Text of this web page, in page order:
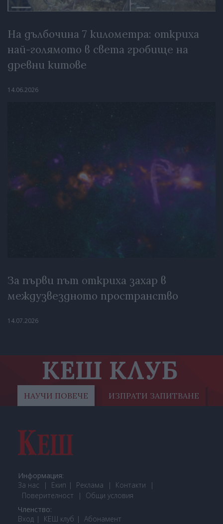
На дълбочина 7 километра: откриха
най-голямото в света гробище на
древни китове
14.06.2026
За първи път откриха захар в
междузвездното пространство
14.07.2026
КЕШ КЛУБ
НАУЧИ ПОВЕЧЕ ИЗПРАТИ ЗАПИТВАНЕ
Информация:
За нас
Екип Реклама
Контакти
Поверителност
Общи условия
Членство:
Вход
КЕШ клуб Абонамент